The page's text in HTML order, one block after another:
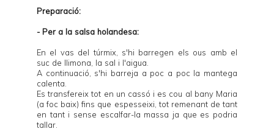
Preparació:
- Per a la salsa holandesa:
En el vas del túrmix, s'hi barregen els ous amb el
suc de llimona, la sal i l'aigua.
A continuació, s'hi barreja a poc a poc la mantega
calenta.
Es transfereix tot en un cassó i es cou al bany Maria
(a foc baix) fins que espesseixi, tot remenant de tant
en tant i sense escalfar-la massa ja que es podria
tallar.